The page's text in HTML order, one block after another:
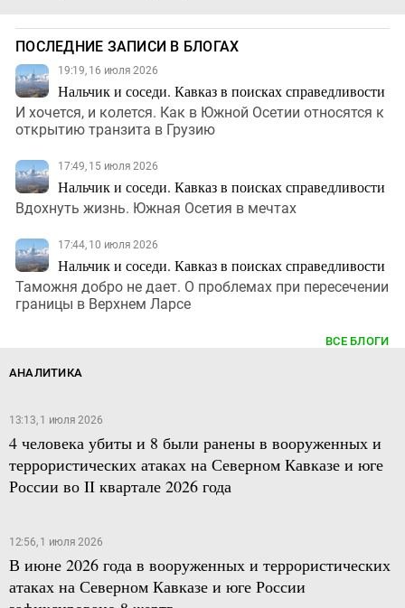
ПОСЛЕДНИЕ ЗАПИСИ В БЛОГАХ
19:19, 16 июля 2026
Нальчик и соседи. Кавказ в поисках справедливости
И хочется, и колется. Как в Южной Осетии относятся к
открытию транзита в Грузию
17:49, 15 июля 2026
Нальчик и соседи. Кавказ в поисках справедливости
Вдохнуть жизнь. Южная Осетия в мечтах
17:44, 10 июля 2026
Нальчик и соседи. Кавказ в поисках справедливости
Таможня добро не дает. О проблемах при пересечении
границы в Верхнем Ларсе
ВСЕ БЛОГИ
АНАЛИТИКА
13:13, 1 июля 2026
4 человека убиты и 8 были ранены в вооруженных и
террористических атаках на Северном Кавказе и юге
России во II квартале 2026 года
12:56, 1 июля 2026
В июне 2026 года в вооруженных и террористических
атаках на Северном Кавказе и юге России